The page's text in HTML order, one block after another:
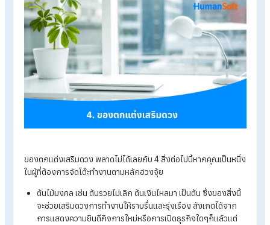
ในกรณีที่หากทราบสีที่เสริมดวงในการทำงานเหมือนกับการทราบ
โปรแกรมบริหารงานบุคคลให้แก่ตัวเอง จำเป็นอย่างยิ่งที่ควรจะเลื
สีนั้นเป็นโต๊ะประจำสำหรับการนั่งทำงานที่ยาวนาน อีกทั้งขนาดของ
ควรที่จะมีขนาดพอดีและไม่รกจนดูวุ่นวาย เพราะความเชื่อตามฮวง
นั้นการใช้สีโต๊ะจำเป็นอย่างยิ่งที่ควรจะเป็นสีเสริมสร้างบารมีหรือด